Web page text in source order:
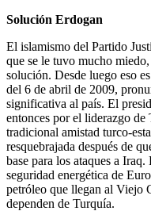
Solución Erdogan
El islamismo del Partido
que se le tuvo mucho
solución. Desde luego eso
del 6 de abril de 2009,
significativa al país. El
entonces por el liderazgo de
tradicional amistad turco-
resquebrajada después de
base para los ataques a
seguridad energética de
petróleo que llegan al Viejo
dependen de Turquía.